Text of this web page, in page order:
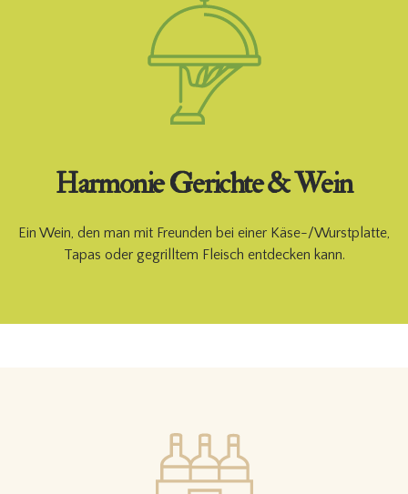
Harmonie Gerichte & Wein
Ein Wein, den man mit Freunden bei einer Käse-/Wurstplatte,
Tapas oder gegrilltem Fleisch entdecken kann.